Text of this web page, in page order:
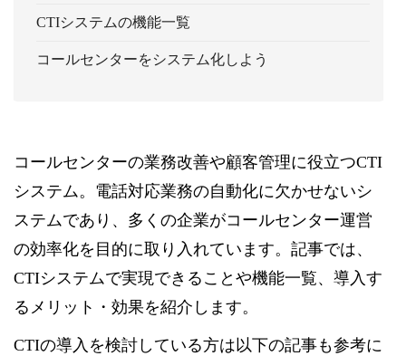
CTIシステムの機能一覧
コールセンターをシステム化しよう
コールセンターの業務改善や顧客管理に役立つCTI
システム。電話対応業務の自動化に欠かせないシ
ステムであり、多くの企業がコールセンター運営
の効率化を目的に取り入れています。記事では、
CTIシステムで実現できることや機能一覧、導入す
るメリット・効果を紹介します。
CTIの導入を検討している方は以下の記事も参考に